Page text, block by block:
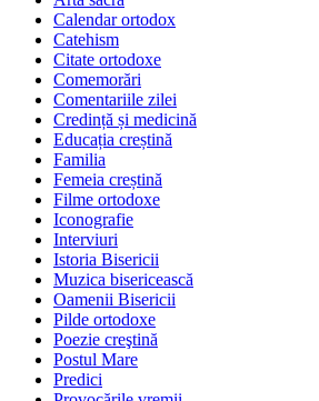
Calendar ortodox
Catehism
Citate ortodoxe
Comemorări
Comentariile zilei
Credință și medicină
Educația creștină
Familia
Femeia creștină
Filme ortodoxe
Iconografie
Interviuri
Istoria Bisericii
Muzica bisericească
Oamenii Bisericii
Pilde ortodoxe
Poezie creştină
Postul Mare
Predici